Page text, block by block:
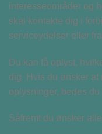
interesseområder og
skal kontakte dig i
serviceydelser eller
Du kan få oplyst,
dig. Hvis du ønsker at
oplysninger, bedes du
Såfremt du ønsker